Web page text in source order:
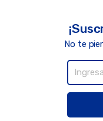
No te